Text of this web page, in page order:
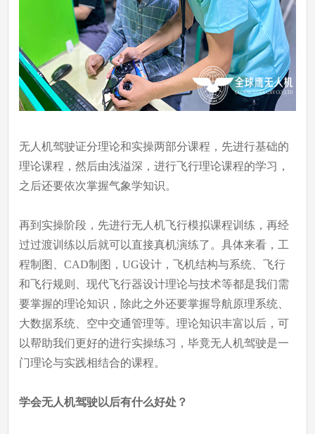
无人机驾驶证分理论和实操两部分课程，先进行基础的
理论课程，然后由浅溢深，进行飞行理论课程的学习，
之后还要依次掌握气象学知识。
再到实操阶段，先进行无人机飞行模拟课程训练，再经
过过渡训练以后就可以直接真机演练了。具体来看，工
程制图、CAD制图，UG设计，飞机结构与系统、飞行
和飞行规则、现代飞行器设计理论与技术等都是我们需
要掌握的理论知识，除此之外还要掌握导航原理系统、
大数据系统、空中交通管理等。理论知识丰富以后，可
以帮助我们更好的进行实操练习，毕竟无人机驾驶是一
门理论与实践相结合的课程。
学会无人机驾驶以后有什么好处？